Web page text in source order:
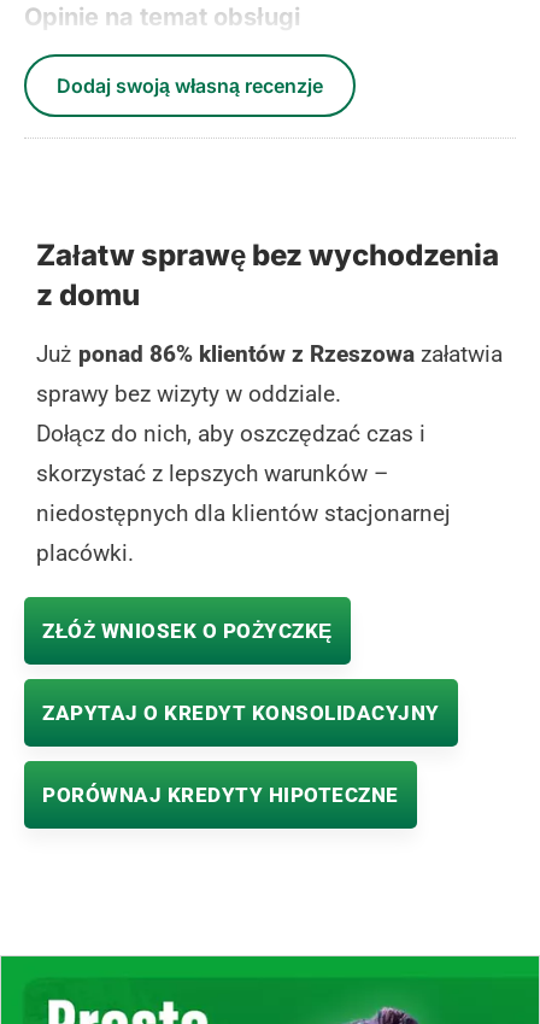
Opinie na temat obsługi
Dodaj swoją własną recenzje
Załatw sprawę bez wychodzenia
z domu
Już ponad 86% klientów z Rzeszowa załatwia
sprawy bez wizyty w oddziale.
Dołącz do nich, aby oszczędzać czas i
skorzystać z lepszych warunków –
niedostępnych dla klientów stacjonarnej
placówki.
ZŁÓŻ WNIOSEK O POŻYCZKĘ
ZAPYTAJ O KREDYT KONSOLIDACYJNY
PORÓWNAJ KREDYTY HIPOTECZNE